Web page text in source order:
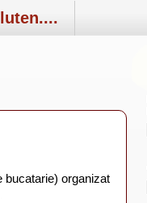
bucatarie) organizat